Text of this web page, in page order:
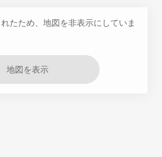
たため、地図を非表示にしていま
地図を表示